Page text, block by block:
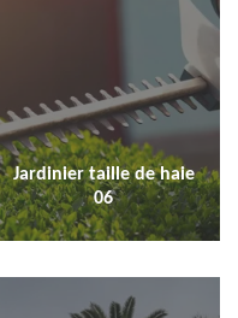
Jardinier taille de haie
06